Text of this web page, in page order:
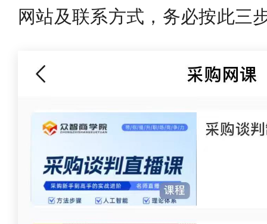
网站及联系方式，务必按此三